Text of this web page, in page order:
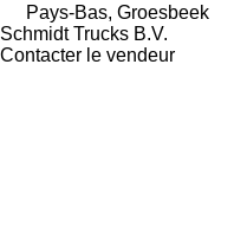
Pays-Bas, Groesbeek
Schmidt Trucks B.V.
Contacter le vendeur